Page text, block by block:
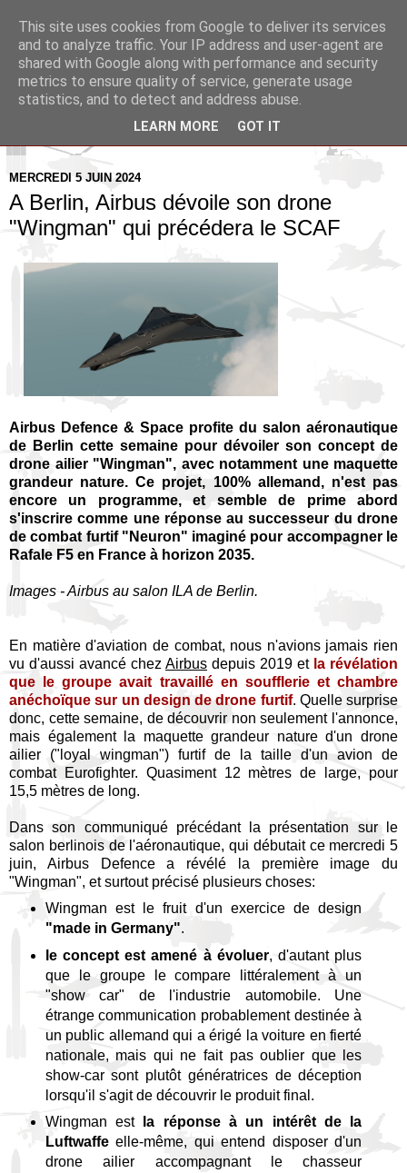
Pax Aquitania
Blog d'actualité et d'analyse stratégique
MERCREDI 5 JUIN 2024
A Berlin, Airbus dévoile son drone
"Wingman" qui précédera le SCAF
Airbus Defence & Space profite du salon aéronautique
de Berlin cette semaine pour dévoiler son concept de
drone ailier "Wingman", avec notamment une maquette
grandeur nature. Ce projet, 100% allemand, n'est pas
encore un programme, et semble de prime abord
s'inscrire comme une réponse au successeur du drone
de combat furtif "Neuron" imaginé pour accompagner le
Rafale F5 en France à horizon 2035.
Images - Airbus au salon ILA de Berlin.
En matière d'aviation de combat, nous n'avions jamais rien
vu d'aussi avancé chez Airbus depuis 2019 et la révélation
que le groupe avait travaillé en soufflerie et chambre
anéchoïque sur un design de drone furtif. Quelle surprise
donc, cette semaine, de découvrir non seulement l'annonce,
mais également la maquette grandeur nature d'un drone
ailier ("loyal wingman") furtif de la taille d'un avion de
combat Eurofighter. Quasiment 12 mètres de large, pour
15,5 mètres de long.
Dans son communiqué précédant la présentation sur le
salon berlinois de l'aéronautique, qui débutait ce mercredi 5
juin, Airbus Defence a révélé la première image du
"Wingman", et surtout précisé plusieurs choses:
Wingman est le fruit d'un exercice de design
"made in Germany".
le concept est amené à évoluer, d'autant plus
que le groupe le compare littéralement à un
"show car" de l'industrie automobile. Une
étrange communication probablement destinée à
un public allemand qui a érigé la voiture en fierté
nationale, mais qui ne fait pas oublier que les
show-car sont plutôt génératrices de déception
lorsqu'il s'agit de découvrir le produit final.
Wingman est
la réponse à un intérêt de la
Luftwaffeelle-même, qui entend disposer d'un
drone ailier accompagnant le chasseur
This site uses cookies from Google to deliver its services
and to analyze traffic. Your IP address and user-agent are
shared with Google along with performance and security
metrics to ensure quality of service, generate usage
statistics, and to detect and address abuse.
LEARN MORE GOT IT